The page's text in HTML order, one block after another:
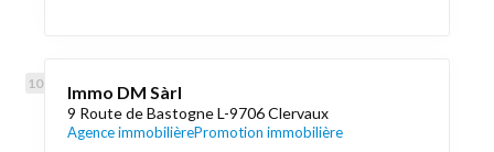
Immo DM Sàrl
9 Route de Bastogne L-9706 Clervaux
Agence immobilièrePromotion immobilière